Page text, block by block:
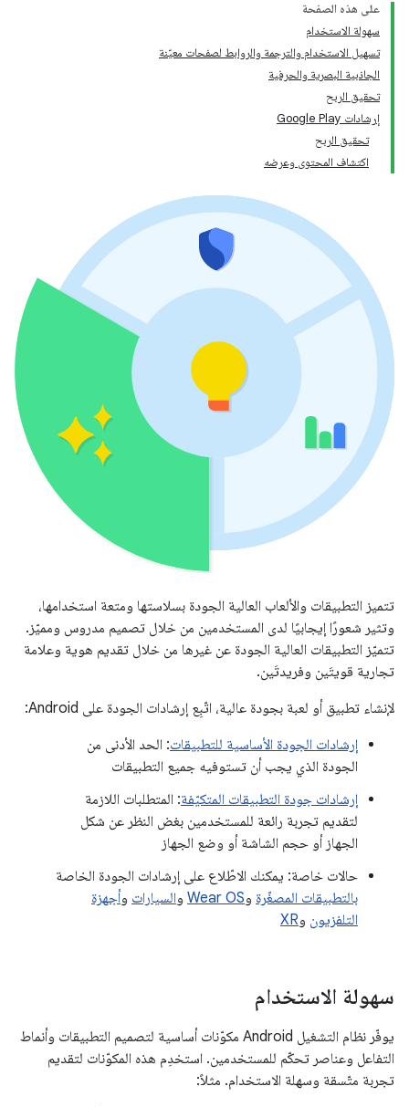
على هذه الصفحة
سهولة الاستخدام
تسهيل الاستخدام والترجمة والروابط لصفحات معيّنة
الجاذبية البصرية والحرفية
تحقيق الربح
إرشادات Google Play
تحقيق الربح
اكتشاف المحتوى وعرضه
تتميز التطبيقات والألعاب العالية الجودة بسلاستها ومتعة استخدامها،
وتثير شعورًا إيجابيًا لدى المستخدمين من خلال تصميم مدروس ومميّز.
تتميّز التطبيقات العالية الجودة عن غيرها من خلال تقديم هوية وعلامة
تجارية قويتَين وفريدتَين.
لإنشاء تطبيق أو لعبة بجودة عالية، اتّبِع إرشادات الجودة على Android:
إرشادات الجودة الأساسية للتطبيقات: الحد الأدنى من
الجودة الذي يجب أن تستوفيه جميع التطبيقات
إرشادات جودة التطبيقات المتكيّفة: المتطلبات اللازمة
لتقديم تجربة رائعة للمستخدمين بغض النظر عن شكل
الجهاز أو حجم الشاشة أو وضع الجهاز
حالات خاصة: يمكنك الاطّلاع على إرشادات الجودة الخاصة
بالتطبيقات المصغّرة وWear OS والسيارات وأجهزة
التلفزيون وXR
سهولة الاستخدام
يوفّر نظام التشغيل Android مكوّنات أساسية لتصميم التطبيقات وأنماط
التفاعل وعناصر تحكّم للمستخدمين. استخدِم هذه المكوّنات لتقديم
تجربة متّسقة وسهلة الاستخدام. مثلاً: